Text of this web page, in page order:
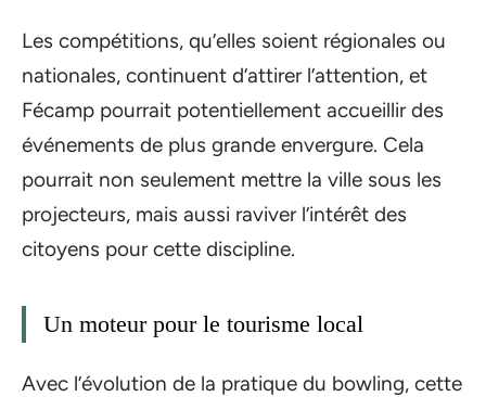
Les compétitions, qu’elles soient régionales ou
nationales, continuent d’attirer l’attention, et
Fécamp pourrait potentiellement accueillir des
événements de plus grande envergure. Cela
pourrait non seulement mettre la ville sous les
projecteurs, mais aussi raviver l’intérêt des
citoyens pour cette discipline.
Un moteur pour le tourisme local
Avec l’évolution de la pratique du bowling, cette